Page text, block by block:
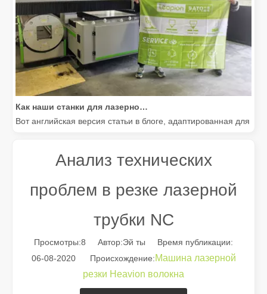
Вот английская версия статьи в блоге, адаптированная
Анализ технических
проблем в резке лазерной
трубки NC
Просмотры:8 Автор:Эй ты Время публикации:
06-08-2020 Происхождение:Машина лазерной
резки Heavion волокна